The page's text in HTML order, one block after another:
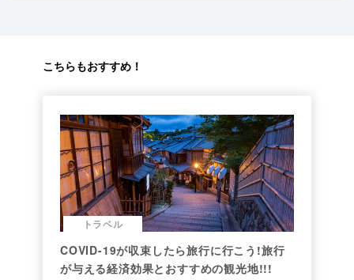
こちらもおすすめ！
トラベル
COVID-19が収束したら旅行に行こう!旅行
が与える経済効果とおすすめの観光地!!!